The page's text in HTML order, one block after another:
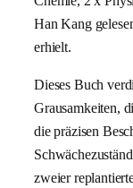
Han Kang
erhielt.
Dieses Buch
Grausamkeiten,
die präzisen
zweier